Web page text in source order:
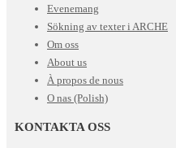
Evenemang
Sökning av texter i ARCHE
Om oss
About us
À propos de nous
O nas (Polish)
KONTAKTA OSS